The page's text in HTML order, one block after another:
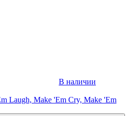
В наличии
Laugh, Make 'Em Cry, Make 'Em